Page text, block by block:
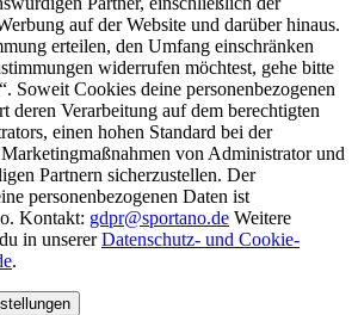
auf der Website und darüber hinaus.
erteilen, den Umfang einschränken
widerrufen möchtest, gehe bitte
Soweit Cookies deine personenbezogenen
deren Verarbeitung auf dem berechtigten
einen hohen Standard bei der
von Administrator und
Partnern sicherzustellen. Der
personenbezogenen Daten ist
Kontakt: gdpr@sportano.de Weitere
in unsererDatenschutz- und Cookie-
.